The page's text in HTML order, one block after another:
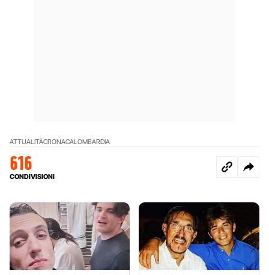
ATTUALITÀCRONACALOMBARDIA
616
CONDIVISIONI